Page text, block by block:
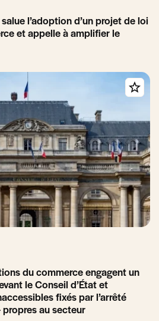
l’adoption d’un projet de loi
et appelle à amplifier le
du commerce engagent un
le Conseil d’État et
fixés par l’arrêté
propres au secteur